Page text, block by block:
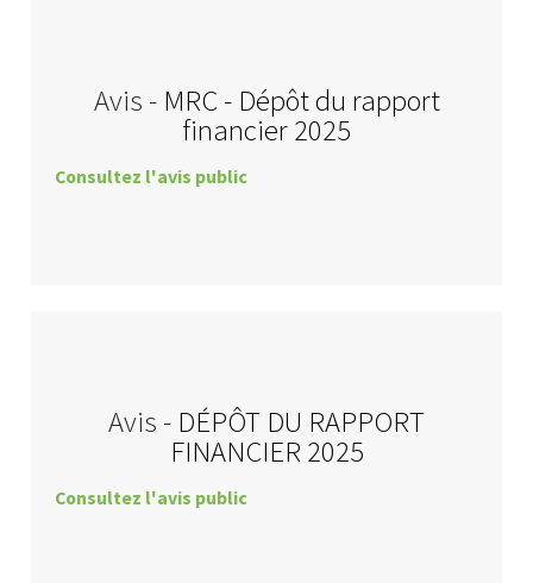
Avis - MRC - Dépôt du rapport
financier 2025
Consultez l'avis public
Avis - DÉPÔT DU RAPPORT
FINANCIER 2025
Consultez l'avis public